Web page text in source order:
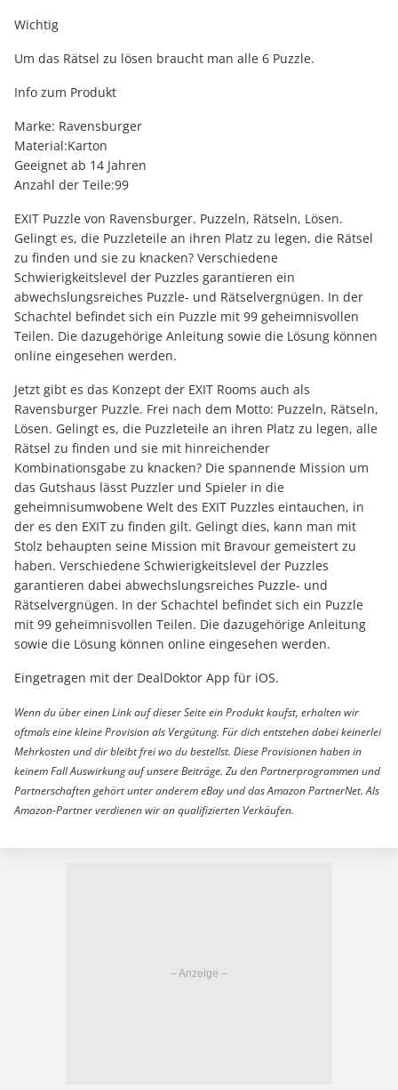
Wichtig
Um das Rätsel zu lösen braucht man alle 6 Puzzle.
Info zum Produkt
Marke: Ravensburger
Material:Karton
Geeignet ab 14 Jahren
Anzahl der Teile:99
EXIT Puzzle von Ravensburger. Puzzeln, Rätseln, Lösen.
Gelingt es, die Puzzleteile an ihren Platz zu legen, die Rätsel
zu finden und sie zu knacken? Verschiedene
Schwierigkeitslevel der Puzzles garantieren ein
abwechslungsreiches Puzzle- und Rätselvergnügen. In der
Schachtel befindet sich ein Puzzle mit 99 geheimnisvollen
Teilen. Die dazugehörige Anleitung sowie die Lösung können
online eingesehen werden.
Jetzt gibt es das Konzept der EXIT Rooms auch als
Ravensburger Puzzle. Frei nach dem Motto: Puzzeln, Rätseln,
Lösen. Gelingt es, die Puzzleteile an ihren Platz zu legen, alle
Rätsel zu finden und sie mit hinreichender
Kombinationsgabe zu knacken? Die spannende Mission um
das Gutshaus lässt Puzzler und Spieler in die
geheimnisumwobene Welt des EXIT Puzzles eintauchen, in
der es den EXIT zu finden gilt. Gelingt dies, kann man mit
Stolz behaupten seine Mission mit Bravour gemeistert zu
haben. Verschiedene Schwierigkeitslevel der Puzzles
garantieren dabei abwechslungsreiches Puzzle- und
Rätselvergnügen. In der Schachtel befindet sich ein Puzzle
mit 99 geheimnisvollen Teilen. Die dazugehörige Anleitung
sowie die Lösung können online eingesehen werden.
Eingetragen mit der DealDoktor App für iOS.
Wenn du über einen Link auf dieser Seite ein Produkt kaufst, erhalten wir
oftmals eine kleine Provision als Vergütung. Für dich entstehen dabei keinerlei
Mehrkosten und dir bleibt frei wo du bestellst. Diese Provisionen haben in
keinem Fall Auswirkung auf unsere Beiträge. Zu den Partnerprogrammen und
Partnerschaften gehört unter anderem eBay und das Amazon PartnerNet. Als
Amazon-Partner verdienen wir an qualifizierten Verkäufen.